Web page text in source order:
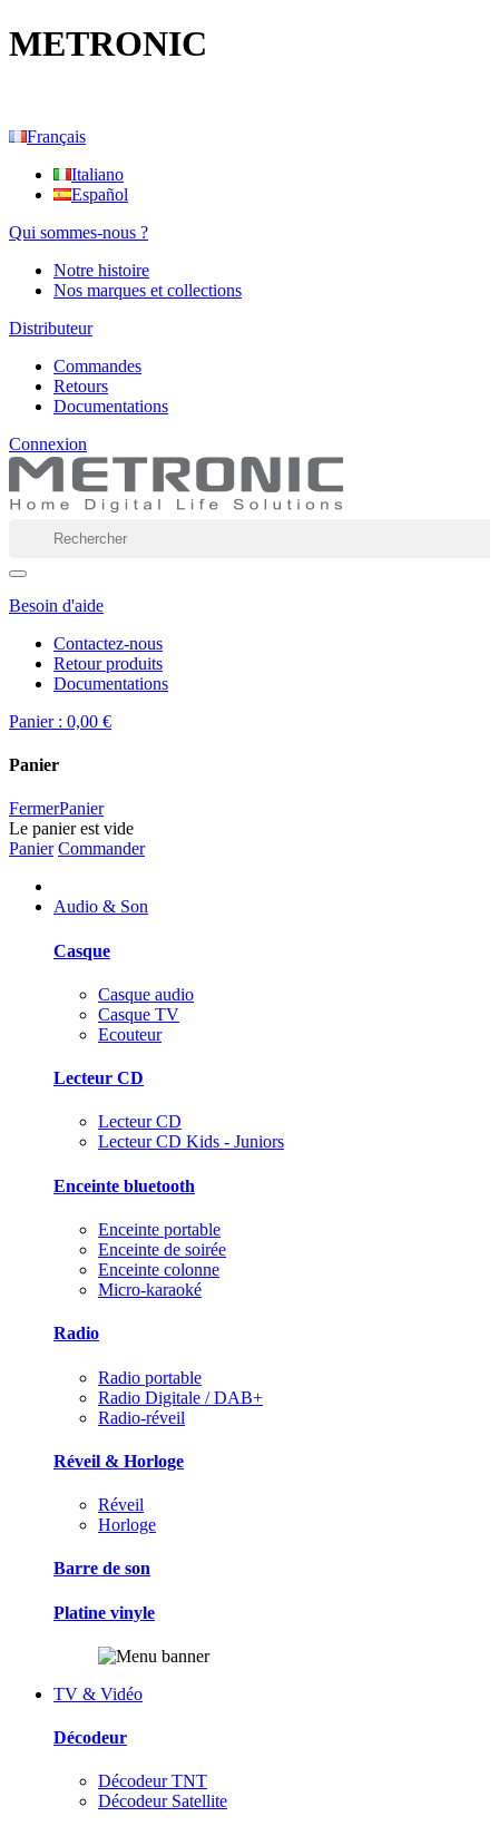
METRONIC
Français
Italiano
Español
Qui sommes-nous ?
Notre histoire
Nos marques et collections
Distributeur
Commandes
Retours
Documentations
Connexion
Besoin d'aide
Contactez-nous
Retour produits
Documentations
Panier : 0,00 €
Panier
FermerPanier
Le panier est vide
Panier Commander
Audio & Son
Casque
Casque audio
Casque TV
Ecouteur
Lecteur CD
Lecteur CD
Lecteur CD Kids - Juniors
Enceinte bluetooth
Enceinte portable
Enceinte de soirée
Enceinte colonne
Micro-karaoké
Radio
Radio portable
Radio Digitale / DAB+
Radio-réveil
Réveil & Horloge
Réveil
Horloge
Barre de son
Platine vinyle
TV & Vidéo
Décodeur
Décodeur TNT
Décodeur Satellite